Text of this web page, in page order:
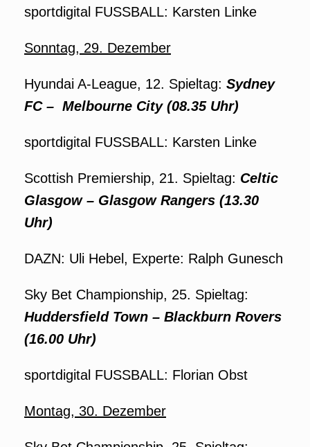
sportdigital FUSSBALL: Karsten Linke
Sonntag, 29. Dezember
Hyundai A-League, 12. Spieltag: Sydney
FC – Melbourne City (08.35 Uhr)
sportdigital FUSSBALL: Karsten Linke
Scottish Premiership, 21. Spieltag: Celtic
Glasgow – Glasgow Rangers (13.30
Uhr)
DAZN: Uli Hebel, Experte: Ralph Gunesch
Sky Bet Championship, 25. Spieltag:
Huddersfield Town – Blackburn Rovers
(16.00 Uhr)
sportdigital FUSSBALL: Florian Obst
Montag, 30. Dezember